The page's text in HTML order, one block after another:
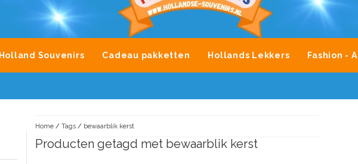
Holland Souvenirs Cadeau pakketten Hollands Lekkers Fashion -
Home/ Tags/ bewaarblik kerst
Producten getagd met bewaarblik kerst